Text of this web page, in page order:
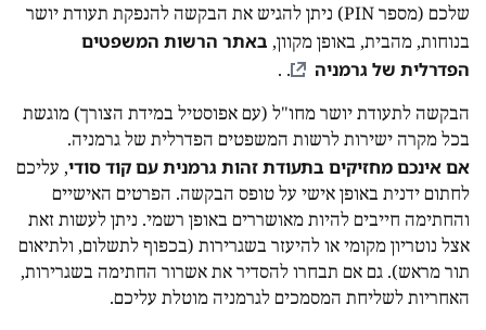
שלכם (מספר PIN) ניתן להגיש את הבקשה להנפקת תעודת יושר
בנוחות, מהבית, באופן מקוון, באתר הרשות המשפטים
הפדרלית של גרמניה
. .
הבקשה לתעודת יושר מחו"ל (עם אפוסטיל במידת הצורך) מוגשת
בכל מקרה ישירות לרשות המשפטים הפדרלית של גרמניה.
אם אינכם מחזיקים בתעודת זהות גרמנית עם קוד סודי, עליכם
לחתום ידנית באופן אישי על טופס הבקשה. הפרטים האישיים
והחתימה חייבים להיות מאושררים באופן רשמי. ניתן לעשות זאת
אצל נוטריון מקומי או להיעזר בשגרירות (בכפוף לתשלום, ולתיאום
תור מראש). גם אם תבחרו להסדיר את אשרור החתימה בשגרירות,
האחריות לשליחת המסמכים לגרמניה מוטלת עליכם.